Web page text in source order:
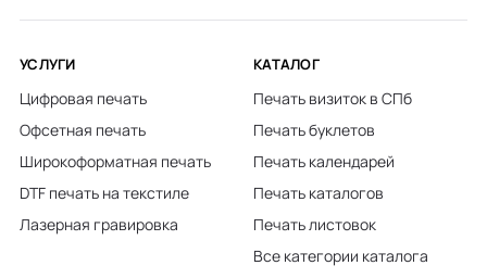
УСЛУГИ
Цифровая печать
Офсетная печать
Широкоформатная печать
DTF печать на текстиле
Лазерная гравировка
КАТАЛОГ
Печать визиток в СПб
Печать буклетов
Печать календарей
Печать каталогов
Печать листовок
Все категории каталога